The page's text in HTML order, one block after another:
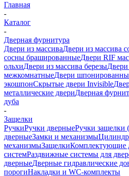
Главная
-
Каталог
-
Дверная фурнитура
Двери из массиваДвери из массива
сосны брашированныеДвери RIF
ольхиДвери из массива березыДвери
межкомнатныеДвери
экошпонСкрытые двери Invisible
металлические двериДверная
дуба
-
Защелки
РучкиРучки дверныеРучки защелки
дверныеЗамки и механизмы
механизмыЗащелкиКомплектующие
системРаздвижные системы для
дверныеДверные гидравлические
порогиНакладки и WC-комплекты